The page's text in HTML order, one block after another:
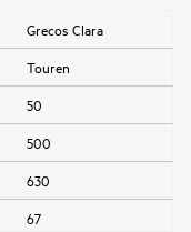
Grecos Clara
Touren
50
500
630
67